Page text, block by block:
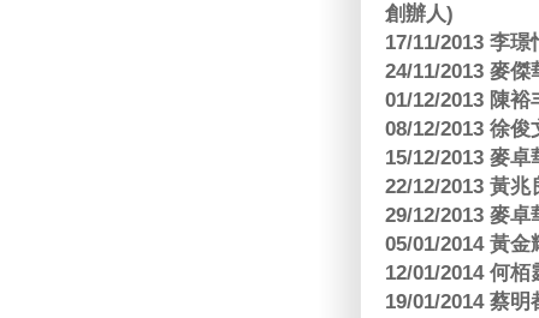
創辦人)
17/11/2013 李
24/11/2013 麥
01/12/2013 陳
08/12/2013 徐
15/12/2013 麥
22/12/2013 黃
29/12/2013 麥
05/01/2014 黃
12/01/2014 何
19/01/2014 蔡